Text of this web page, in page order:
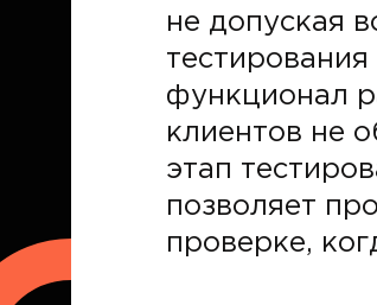
не допуская
функционал
клиентов не
этап
позволяет
проверке,